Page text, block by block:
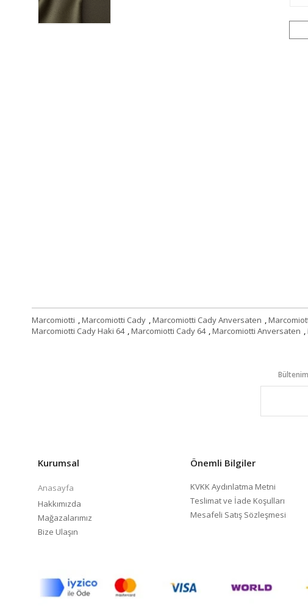
Marcomiotti ,Marcomiotti Cady ,Marcomiotti Cady Anversaten ,
Marcomiotti Cady Haki 64 ,Marcomiotti Cady 64 ,Marcomiotti Anversaten ,
Kurumsal
Anasayfa
Hakkımızda
Mağazalarımız
Bize Ulaşın
Önemli Bilgiler
KVKK Aydınlatma Metni
Teslimat ve İade Koşulları
Mesafeli Satış Sözleşmesi